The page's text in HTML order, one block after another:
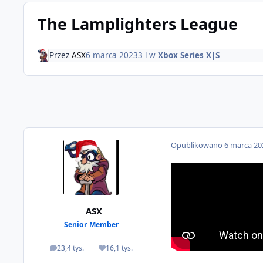
The Lamplighters League
PrzezASX6 marca 20233 lwXbox Series X|S
ASX
Senior Member
23,4 tys.
odpowiedzi16,1 tys.
Reputacja
Opublikowano6 marca